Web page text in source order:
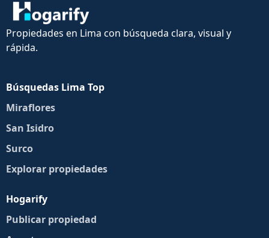
Propiedades en Lima con búsqueda clara, visual y
rápida.
Búsquedas Lima Top
Miraflores
San Isidro
Surco
Explorar propiedades
Hogarify
Publicar propiedad